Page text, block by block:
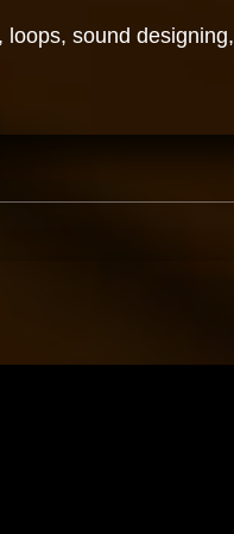
sound designing,